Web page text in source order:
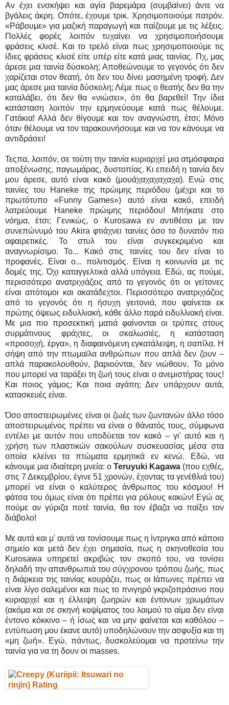
Αν έχει ενσκήψει και αγία βαρεμάρα (συμβαίνει) άντε να
βγάλεις άκρη. Οπότε, έχουμε τρικ. Χρησιμοποιούμε πατρόν.
«Ράβουμε» για μαζική παραγωγή και παίζουμε με τις λέξεις.
Πολλές φορές λοιπόν τυχαίνει να χρησιμοποιήσουμε
φράσεις κλισέ. Και το τρελό είναι πως χρησιμοποιούμε τις
ίδιες φράσεις κλισέ είτε υπέρ είτε κατά μιας ταινίας. Πχ, μας
άρεσε μια ταινία δύσκολη; Αποθεώνουμε το γεγονός ότι δεν
χαρίζεται στον θεατή, ότι δεν του δίνει μασημένη τροφή. Δεν
μας άρεσε μια ταινία δύσκολη; Λέμε πως ο θεατής δεν θα την
καταλάβει, ότι δεν θα «νιώσει», ότι θα βαρεθεί! Την ίδια
κατάσταση λοιπόν την ερμηνεύουμε κατά πως θέλουμε.
Γατάκια! Αλλά δεν θίγουμε και τον αναγνώστη, έτσι; Μόνο
όταν θέλουμε να τον ταρακουνήσουμε και να τον κάνουμε να
αντιδράσει!
Τεςπα, λοιπόν, σε τούτη την ταινία κυριαρχεί μια ατμόσφαιρα
αποξένωσης, παγωμάρας, δυστοπίας. Κι επειδή η ταινία δεν
μου άρεσε, αυτό είναι κακό (μουάχαχαχαχαχα). Ενώ στις
ταινίες του Haneke της πρώιμης περιόδου (μέχρι και το
πρωτότυπο «Funny Games») αυτό είναι κακό, επειδή
λατρεύουμε Haneke πρώιμης περιόδου! Μπήκατε στο
νόημα, έτσι; Γενικώς, ο Kurosawa εν αντιθέσει με τον
συνεπώνυμό του Akira φτιάχνει ταινίες όσο το δυνατόν πιο
αφαιρετικές. Το στυλ του είναι συγκεκριμένο και
αναγνωρίσιμο. Το... Κακό στις ταινίες του δεν είναι το
προφανές. Είναι ο... πολιτισμός. Είναι η κοινωνία με τις
δομές της. Όχι καταγγελτικά αλλά υπόγεια. Εδώ, ας πούμε,
περισσότερο ανατριχιάζεις από το γεγονός ότι οι γείτονες
είναι απότομοι και ακατάδεχτοι. Περισσότερο ανατριχιάζεις
από το γεγονός ότι η ήσυχη γειτονιά, που φαίνεται εκ
πρώτης όψεως ειδυλλιακή, κάθε άλλο παρά ειδυλλιακή είναι.
Με μια πιο προσεκτική ματιά φαίνονται οι τρύπες στους
συρμάτινους φράχτες, οι σκαλωσιές, η κατάσταση
«προσοχή, έργα», η διαφαινόμενη εγκατάλειψη, η σαπίλα. Η
σήψη από την πτωμαϊλα ανθρώπων που απλά δεν ζουν –
απλά παρακολουθούν, βαριούνται, δεν νιώθουν. Το μόνο
που μπορεί να ταράξει τη ζωή τους είναι ο ανεμιστήρας τους!
Και ποιος γάμος; Και ποια αγάπη; Δεν υπάρχουν αυτά,
κατασκευές είναι.
Όσο αποστειρωμένες είναι οι ζωές των ζωντανών άλλο τόσο
αποστειρωμένος πρέπει να είναι ο θάνατός τους, σύμφωνα
εντέλει με αυτόν που υποδύεται τον κακό – γι' αυτό και η
χρήση των πλαστικών σακούλων συσκευασίας μέσα στα
οποία κλείνει τα πτώματα ερμητικά εν κενώ. Εδώ, να
κάνουμε μια ιδιαίτερη μνεία: ο Teruyuki Kagawa (που εχθές,
στις 7 Δεκεμβρίου, έγινε 51 χρονών, έχοντας τα γενέθλιά του)
μπορεί να είναι ο καλύτερος άνθρωπος του κόσμου! Η
φάτσα του όμως είναι ότι πρέπει για ρόλους κακών! Εγώ ας
πούμε αν γύριζα ποτέ ταινία, θα τον έβαζα να παίξει τον
διάβολο!
Με αυτά και μ' αυτά να τονίσουμε πως η ίντριγκα από κάποιο
σημείο και μετά δεν έχει σημασία, πως η σκηνοθεσία του
Kurosawa υπηρετεί ακριβώς τον σκοπό του, να τονίσει
δηλαδή την απανθρωπιά του σύγχρονου τρόπου ζωής, πως
η διάρκεια της ταινίας κουράζει, πως οι Ιάπωνες πρέπει να
είναι λίγο σαλεμένοι και πως το πνιγηρό γκριζοπράσινο που
κυριαρχεί και η έλλειψη ζωηρών και έντονων χρωμάτων
(ακόμα και σε σκηνή κοψίματος του λαιμού το αίμα δεν είναι
έντονο κόκκινο – ή ίσως και να μην φαίνεται και καθόλου –
εντύπωση μου έκανε αυτό) υποδηλώνουν την ασφυξία και τη
«μη ζωή». Εγώ, πάντως, δυσκολεύομαι να προτείνω την
ταινία για να τη δουν οι masses.